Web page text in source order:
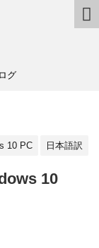
グ
10 PC 日本語訳
10